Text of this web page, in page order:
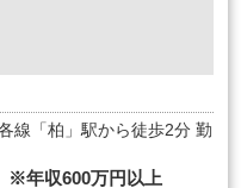
線「柏」駅から徒歩2分 勤
※年収600万円以上